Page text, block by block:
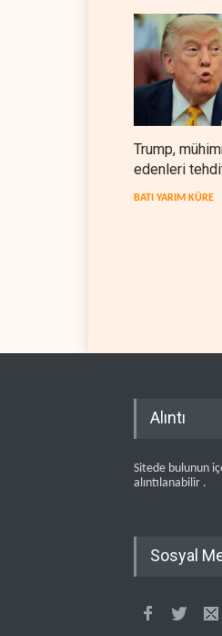
Trump,
edenleri
BATI YARIM KÜRE
Alıntı
Sitede bulunun
alıntılanabilir .
Sosyal